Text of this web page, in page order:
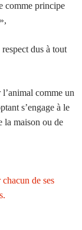
comme principe
dus à tout
comme un
s’engage à le
la maison ou de
de ses